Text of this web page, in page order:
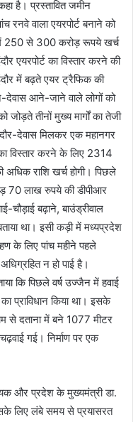
है। प्रस्तावित जमीन
वाला एयरपोर्ट बनाने को
में 250 से 300 करोड़ रूपये खर्च
एयरपोर्ट का विस्तार करने की
में बढ़ते एयर ट्रैफिक की
देवास आने-जाने वाले लोगों को
जोड़ते तीनों मुख्य मार्गों का तेजी
देवास मिलकर एक महानगर
विस्तार करने के लिए 2314
राशि खर्च होगी। पिछले
70 लाख रुपये की डीपीआर
चौड़ाई बढ़ाने, बाउंड्रीवाल
था। इसी कड़ी में मध्यप्रदेश
के लिए पांच महीने पहले
न हो पाई है।
कि पिछले वर्ष उज्जैन में हवाई
प्राविधान किया था। इसके
से दताना में बने 1077 मीटर
गई। निर्माण पर एक
और प्रदेश के मुख्यमंत्री डा.
लिए लंबे समय से प्रयासरत